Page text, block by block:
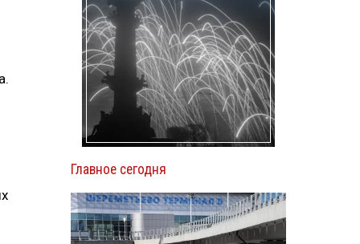
Главное сегодня